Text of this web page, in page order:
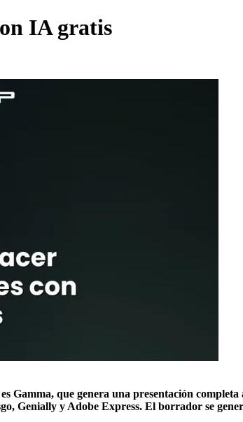
IA gratis
Gamma, que genera una presentación
Genially y Adobe Express. El borrador se